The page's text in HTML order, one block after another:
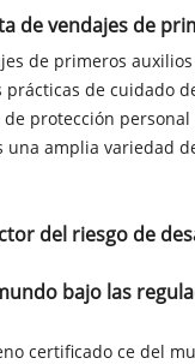
de vendajes de
de primeros
de cuidado
protección personal
una amplia variedad
del riesgo de
bajo las
certificado ce del